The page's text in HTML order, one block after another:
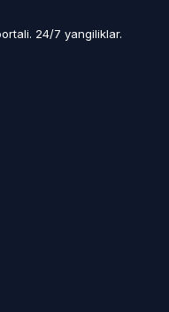
24/7 yangiliklar.